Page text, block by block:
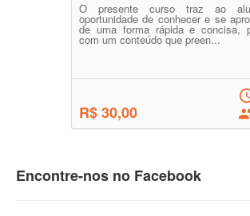
O presente curso traz ao
oportunidade de conhecer e se
de uma forma rápida e concisa,
com um conteúdo que preen...
R$ 30,00
Encontre-nos no Facebook